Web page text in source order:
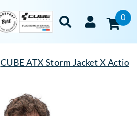
0
CUBE ATX Storm Jacket X